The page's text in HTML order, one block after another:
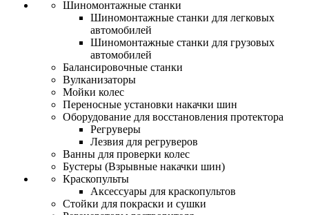
Шиномонтажные станки
Шиномонтажные станки для легковых
автомобилей
Шиномонтажные станки для грузовых
автомобилей
Балансировочные станки
Вулканизаторы
Мойки колес
Переносные установки накачки шин
Оборудование для восстановления протектора
Регруверы
Лезвия для регруверов
Ванны для проверки колес
Бустеры (Взрывные накачки шин)
Краскопульты
Аксессуары для краскопультов
Стойки для покраски и сушки